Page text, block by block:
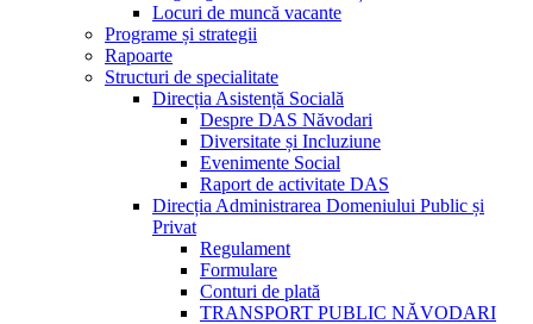
Locuri de muncă vacante
Programe și strategii
Rapoarte
Structuri de specialitate
Direcția Asistență Socială
Despre DAS Năvodari
Diversitate și Incluziune
Evenimente Social
Raport de activitate DAS
Direcția Administrarea Domeniului Public și
Privat
Regulament
Formulare
Conturi de plată
TRANSPORT PUBLIC NĂVODARI